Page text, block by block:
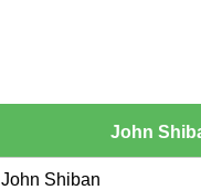
John
John Shiban